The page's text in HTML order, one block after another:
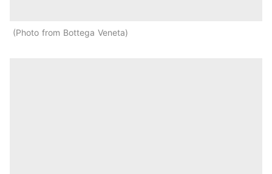
Photo from Bottega Veneta